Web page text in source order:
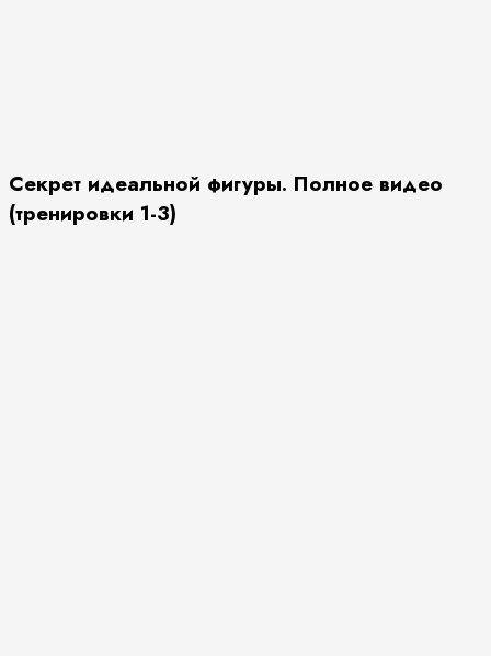
Секрет идеальной фигуры. Полное видео
(тренировки 1-3)